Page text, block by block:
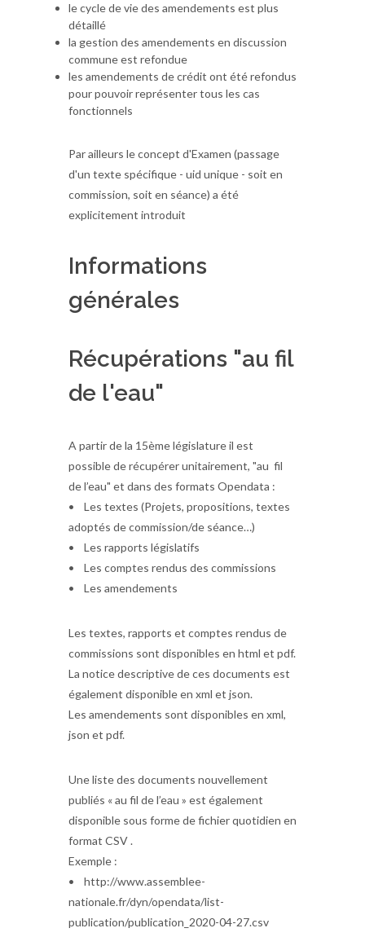
le cycle de vie des amendements est plus
détaillé
la gestion des amendements en discussion
commune est refondue
les amendements de crédit ont été refondus
pour pouvoir représenter tous les cas
fonctionnels
Par ailleurs le concept d'Examen (passage
d'un texte spécifique - uid unique - soit en
commission, soit en séance) a été
explicitement introduit
Informations
générales
Récupérations "au fil
de l'eau"
A partir de la 15ème législature il est
possible de récupérer unitairement, "au fil
de l’eau" et dans des formats Opendata :
• Les textes (Projets, propositions, textes
adoptés de commission/de séance…)
• Les rapports législatifs
• Les comptes rendus des commissions
• Les amendements
Les textes, rapports et comptes rendus de
commissions sont disponibles en html et pdf.
La notice descriptive de ces documents est
également disponible en xml et json.
Les amendements sont disponibles en xml,
json et pdf.
Une liste des documents nouvellement
publiés « au fil de l’eau » est également
disponible sous forme de fichier quotidien en
format CSV .
Exemple :
• http://www.assemblee-
nationale.fr/dyn/opendata/list-
publication/publication_2020-04-27.csv